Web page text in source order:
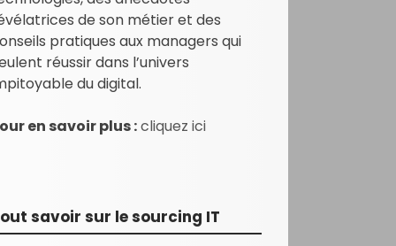
de son métier et des
pratiques aux managers qui
réussir dans l’univers
du digital.
en savoir plus :cliquez ici
savoir sur le sourcing IT